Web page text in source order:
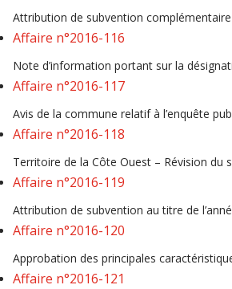
Attribution de subvention
Affaire n°2016-116
Note d’information portant sur la
Affaire n°2016-117
Avis de la commune relatif à l’enquête
Affaire n°2016-118
Territoire de la Côte Ouest – Révision du
Affaire n°2016-119
Attribution de subvention au titre de
Affaire n°2016-120
Approbation des principales
Affaire n°2016-121